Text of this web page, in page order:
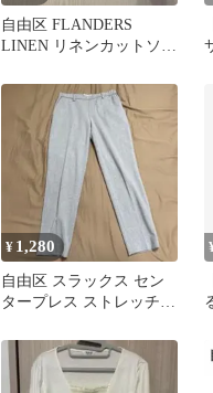
自由区 FLANDERS
LINEN リネンカットソー
¥ 1,280
自由区 スラックス セン
タープレス ストレッチパ